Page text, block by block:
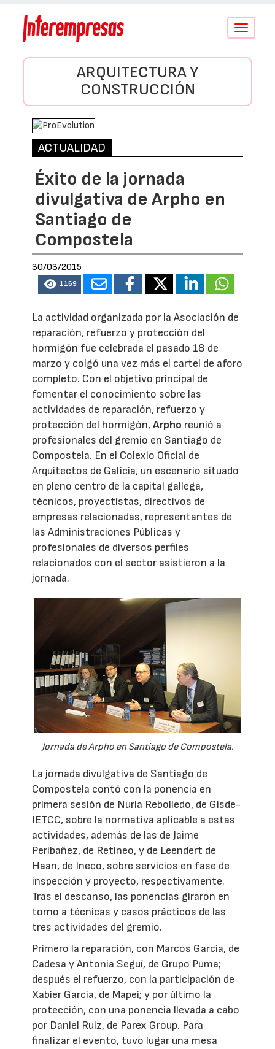
Conmutar
ARQUITECTURA Y
CONSTRUCCIÓN
ACTUALIDAD
Éxito de la jornada
divulgativa de Arpho en
Santiago de
Compostela
30/03/2015
1169
La actividad organizada por la Asociación de
reparación, refuerzo y protección del
hormigón fue celebrada el pasado 18 de
marzo y colgó una vez más el cartel de aforo
completo. Con el objetivo principal de
fomentar el conocimiento sobre las
actividades de reparación, refuerzo y
protección del hormigón,Arpho reunió a
profesionales del gremio en Santiago de
Compostela. En el Colexio Oficial de
Arquitectos de Galicia, un escenario situado
en pleno centro de la capital gallega,
técnicos, proyectistas, directivos de
empresas relacionadas, representantes de
las Administraciones Públicas y
profesionales de diversos perfiles
relacionados con el sector asistieron a la
jornada.
Jornada de Arpho en Santiago de Compostela.
La jornada divulgativa de Santiago de
Compostela contó con la ponencia en
primera sesión de Nuria Rebolledo, de Gisde-
IETCC, sobre la normativa aplicable a estas
actividades, además de las de Jaime
Peribañez, de Retineo, y de Leendert de
Haan, de Ineco, sobre servicios en fase de
inspección y proyecto, respectivamente.
Tras el descanso, las ponencias giraron en
torno a técnicas y casos prácticos de las
tres actividades del gremio.
Primero la reparación, con Marcos García, de
Cadesa y Antonia Seguí, de Grupo Puma;
después el refuerzo, con la participación de
Xabier García, de Mapei; y por último la
protección, con una ponencia llevada a cabo
por Daniel Ruiz, de Parex Group. Para
finalizar el evento, tuvo lugar una mesa